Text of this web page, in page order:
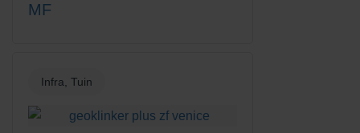
MF
Infra, Tuin